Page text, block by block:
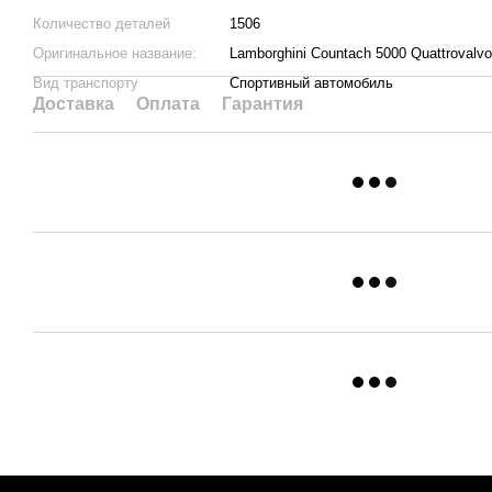
Количество деталей
1506
Оригинальное название:
Lamborghini Countach 5000
Вид транспорту
Спортивный автомобиль
Доставка Оплата Гарантия